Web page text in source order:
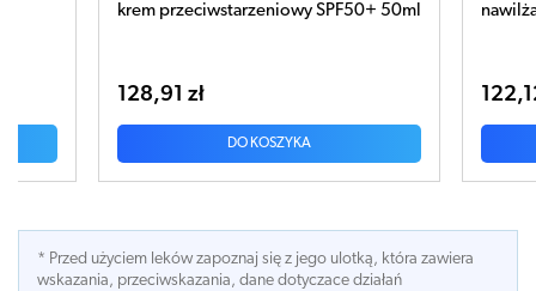
krem przeciwstarzeniowy SPF50+ 50ml
128,91 zł
DO KOSZYKA
* Przed użyciem leków zapoznaj się z jego ulotką, która zawiera
wskazania, przeciwskazania, dane dotyczace działań